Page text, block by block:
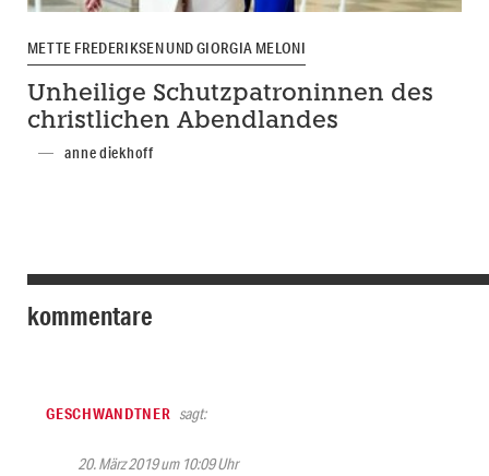
METTE FREDERIKSEN UND GIORGIA MELONI
Unheilige Schutzpatroninnen des
christlichen Abendlandes
anne diekhoff
kommentare
GESCHWANDTNER sagt:
20. März 2019 um 10:09 Uhr